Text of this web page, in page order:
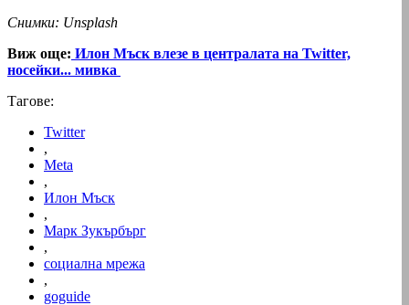
Снимки: Unsplash
Виж още: Илон Мъск влезе в централата на Twitter,
носейки... мивка
Тагове:
Twitter
,
Meta
,
Илон Мъск
,
Марк Зукърбърг
,
социална мрежа
,
goguide